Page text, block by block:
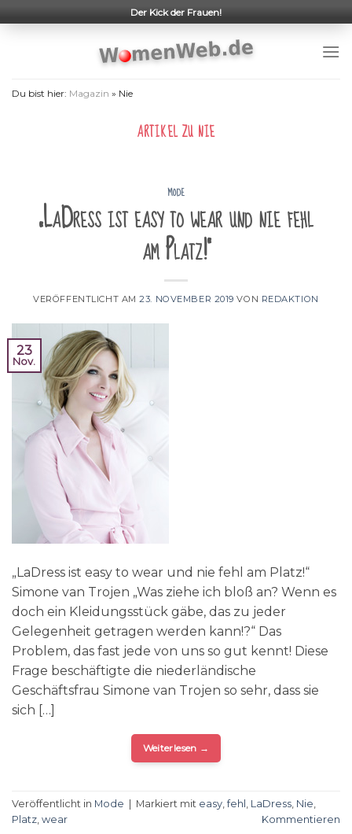
to
Der Kick der Frauen!
Du bist hier: Magazin » Nie
ARTIKEL ZU NIE
MODE
„LaDress ist easy to wear und nie fehl
am Platz!“
VERÖFFENTLICHT AM23. NOVEMBER 2019 VON REDAKTION
23
Nov.
„LaDress ist easy to wear und nie fehl am Platz!“
Simone van Trojen „Was ziehe ich bloß an? Wenn es
doch ein Kleidungsstück gäbe, das zu jeder
Gelegenheit getragen werden kann!?“ Das
Problem, das fast jede von uns so gut kennt! Diese
Frage beschäftigte die niederländische
Geschäftsfrau Simone van Trojen so sehr, dass sie
sich […]
Weiterlesen →
Veröffentlicht in Mode Markiert mit easy ,fehl LaDress Nie
Platz wear Kommentieren